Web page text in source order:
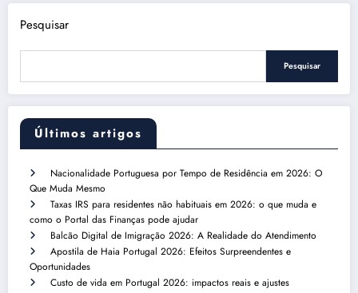
Pesquisar
Pesquisar
Últimos artigos
Nacionalidade Portuguesa por Tempo de Residência em 2026: O
Que Muda Mesmo
Taxas IRS para residentes não habituais em 2026: o que muda e
como o Portal das Finanças pode ajudar
Balcão Digital de Imigração 2026: A Realidade do Atendimento
Apostila de Haia Portugal 2026: Efeitos Surpreendentes e
Oportunidades
Custo de vida em Portugal 2026: impactos reais e ajustes